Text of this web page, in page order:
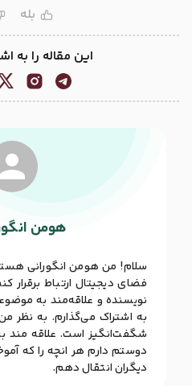
بله
این مقاله را به
هومن
سلام! من هومن انگورانی
فضای دیجیتال ارتباط برقرار
نویسنده و علاقه‌مند به
به اشتراک می‌گذارم. به نظر
شگفت‌انگیز است. علاقه مند
دوستم دارم هر انچه را که
دیگران انتقال دهم.